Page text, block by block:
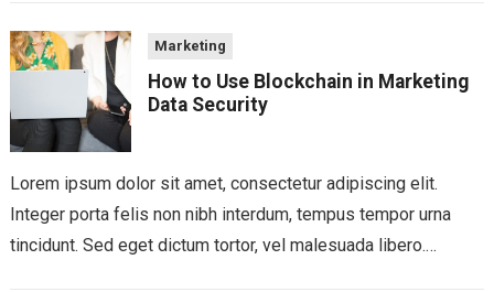
Marketing
How to Use Blockchain in Marketing
Data Security
Lorem ipsum dolor sit amet, consectetur adipiscing elit.
Integer porta felis non nibh interdum, tempus tempor urna
tincidunt. Sed eget dictum tortor, vel malesuada libero.